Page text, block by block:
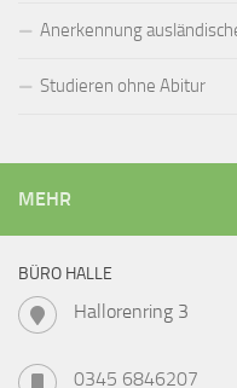
Anerkennung
Studieren ohne Abitur
MEHR
BÜRO HALLE
Hallorenring 3
0345 6846207